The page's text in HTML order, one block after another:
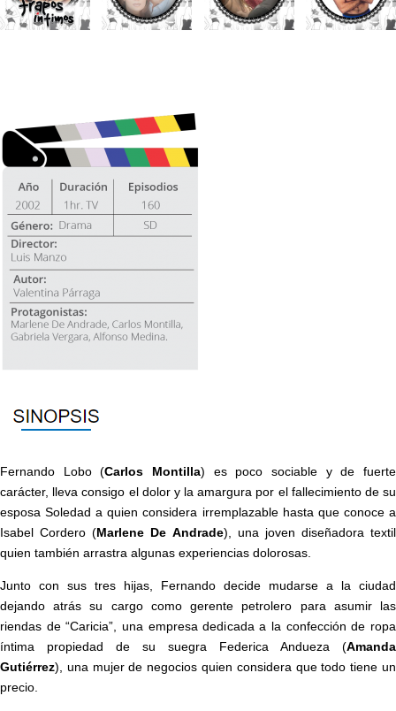
Fernando Lobo (Carlos Montilla) es poco sociable y de fuerte
carácter, lleva consigo el dolor y la amargura por el fallecimiento de su
esposa Soledad a quien considera irremplazable hasta que conoce a
Isabel Cordero (Marlene De Andrade), una joven diseñadora textil
quien también arrastra algunas experiencias dolorosas.
Junto con sus tres hijas, Fernando decide mudarse a la ciudad
dejando atrás su cargo como gerente petrolero para asumir las
riendas de “Caricia”, una empresa dedicada a la confección de ropa
íntima propiedad de su suegra Federica Andueza (Amanda
Gutiérrez), una mujer de negocios quien considera que todo tiene un
precio.